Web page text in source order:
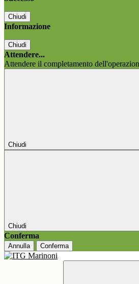
Chiudi
Informazione
Chiudi
Attendere...
Attendere il completamento
Chiudi
Chiudi
Conferma
Annulla Conferma